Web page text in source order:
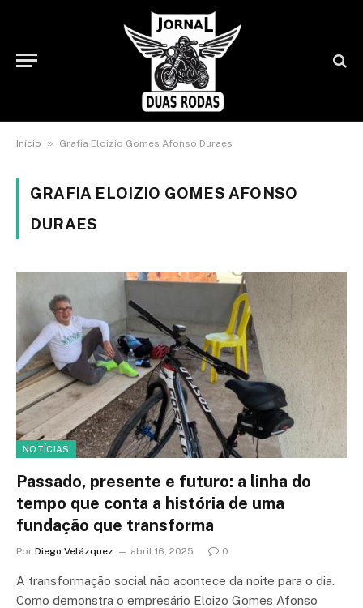
Início » Grafia Eloizio Gomes Afonso Duraes
GRAFIA ELOIZIO GOMES AFONSO
DURAES
NOTÍCIAS
Passado, presente e futuro: a linha do
tempo que conta a história de uma
fundação que transforma
Por Diego Velázquez abril 16, 2025 0
A transformação social não acontece da noite para o dia.
Como demonstra o empresário Eloizo Gomes Afonso